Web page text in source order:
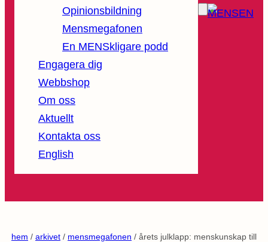
Opinionsbildning
Mensmegafonen
En MENSkligare podd
Engagera dig
Webbshop
Om oss
Aktuellt
Kontakta oss
English
hem / arkivet / mensmegafonen / årets julklapp: menskunskap till